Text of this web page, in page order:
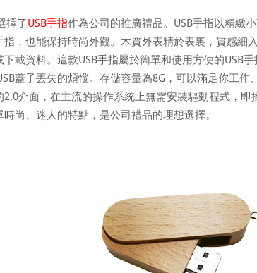
擇了USB手指作為公司的推廣禮品。USB手指以精緻
指，也能保持時尚外觀。木質外表精於表裏，質感細
載資料。這款USB手指屬於簡單和使用方便的USB
蓋子丟失的煩惱。存儲容量為8G，可以滿足你工作
2.0介面，在主流的操作系統上無需安裝驅動程式，
尚、迷人的特點，是公司禮品的理想選擇。